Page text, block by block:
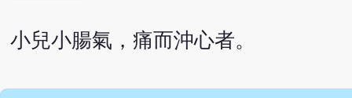
小兒小腸氣，痛而沖心者。